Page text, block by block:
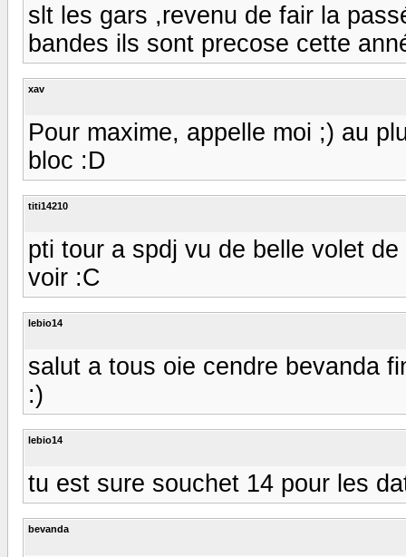
slt les gars ,revenu de fair la
bandes ils sont precose cette
xav
Pour maxime, appelle moi ;) au
bloc :D
titi14210
pti tour a spdj vu de belle volet
voir :C
lebio14
salut a tous oie cendre bevanda
:)
lebio14
tu est sure souchet 14 pour les
bevanda